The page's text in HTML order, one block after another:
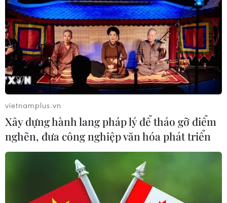
TIN CÙNG CHUYÊN MỤC
Chiến dịch siết nhập cư của Mỹ tăng
tốc, ICE bắt giữ 51.000 người
vietnamplus.vn
Xây dựng hành lang pháp lý để tháo gỡ điểm
nghẽn, đưa công nghiệp văn hóa phát triển